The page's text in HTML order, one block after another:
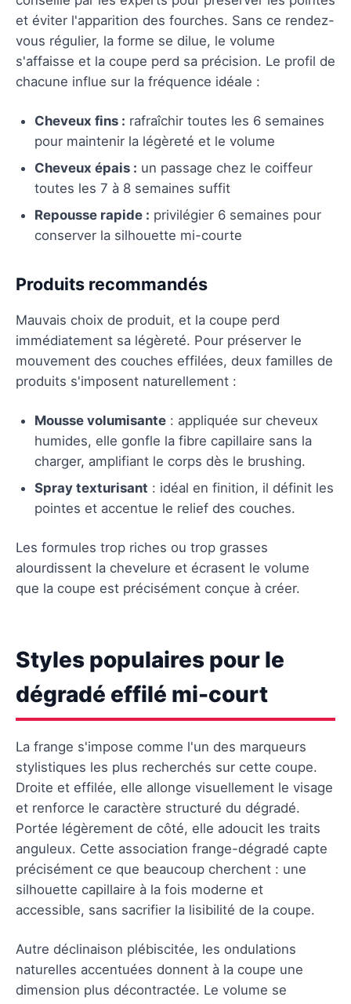
et éviter l'apparition des fourches. Sans ce rendez-
vous régulier, la forme se dilue, le volume
s'affaisse et la coupe perd sa précision. Le profil de
chacune influe sur la fréquence idéale :
Cheveux fins : rafraîchir toutes les 6 semaines
pour maintenir la légèreté et le volume
Cheveux épais : un passage chez le coiffeur
toutes les 7 à 8 semaines suffit
Repousse rapide : privilégier 6 semaines pour
conserver la silhouette mi-courte
Produits recommandés
Mauvais choix de produit, et la coupe perd
immédiatement sa légèreté. Pour préserver le
mouvement des couches effilées, deux familles de
produits s'imposent naturellement :
Mousse volumisante : appliquée sur cheveux
humides, elle gonfle la fibre capillaire sans la
charger, amplifiant le corps dès le brushing.
Spray texturisant : idéal en finition, il définit les
pointes et accentue le relief des couches.
Les formules trop riches ou trop grasses
alourdissent la chevelure et écrasent le volume
que la coupe est précisément conçue à créer.
Styles populaires pour le
dégradé effilé mi-court
La frange s'impose comme l'un des marqueurs
stylistiques les plus recherchés sur cette coupe.
Droite et effilée, elle allonge visuellement le visage
et renforce le caractère structuré du dégradé.
Portée légèrement de côté, elle adoucit les traits
anguleux. Cette association frange-dégradé capte
précisément ce que beaucoup cherchent : une
silhouette capillaire à la fois moderne et
accessible, sans sacrifier la lisibilité de la coupe.
Autre déclinaison plébiscitée, les ondulations
naturelles accentuées donnent à la coupe une
dimension plus décontractée. Le volume se